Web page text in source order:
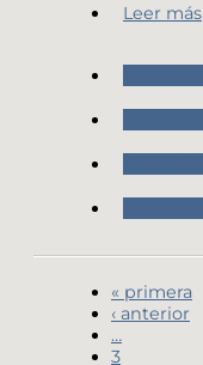
Leer más
« primera
‹ anterior
…
3